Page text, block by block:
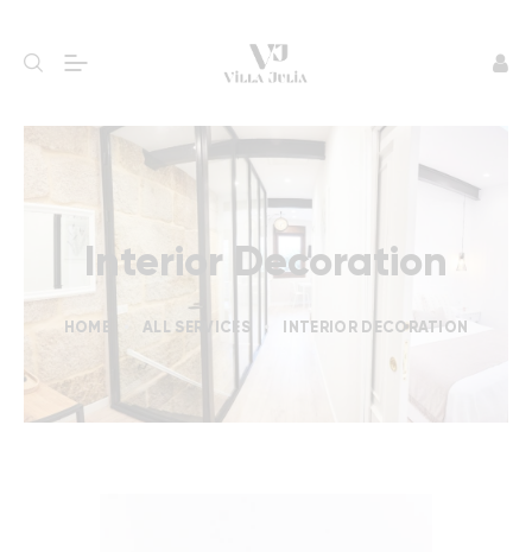
Interior Decoration
HOME ALL SERVICES INTERIOR DECORATION